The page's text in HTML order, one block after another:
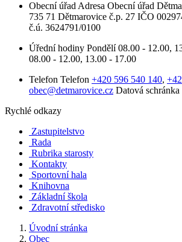
Obecní úřad Adresa Obecní úřad
735 71 Dětmarovice č.p. 27 IČO
č.ú. 3624791/0100
Úřední hodiny Pondělí 08.00 - 12.00,
08.00 - 12.00, 13.00 - 17.00
Telefon Telefon +420 596 540 140,
obec@detmarovice.cz Datová
Rychlé odkazy
Zastupitelstvo
Rada
Rubrika starosty
Kontakty
Sportovní hala
Knihovna
Základní škola
Zdravotní středisko
Úvodní stránka
Obec